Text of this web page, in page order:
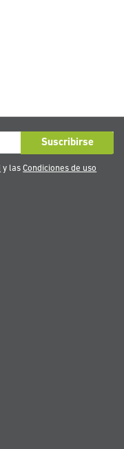
Suscribirse
y lasCondiciones de uso